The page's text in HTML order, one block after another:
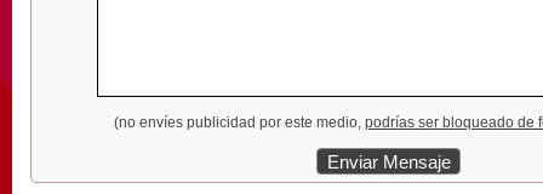
(no envíes publicidad por este medio, podrías ser bloqueado de